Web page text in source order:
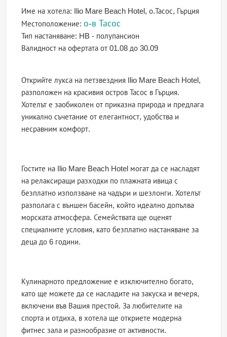
Име на хотела: Ilio Mare Beach Hotel, о.Тасос, Гърция
Местоположение:о-в Тасос
Тип настаняване: HB - полупансион
Валидност на офертатаот 01.08 до 30.09
Открийте лукса на петзвездния Ilio Mare Beach Hotel,
разположен на красивия остров Тасос в Гърция.
Хотелът е заобиколен от приказна природа и предлага
уникално съчетание от елегантност, удобства и
несравним комфорт.
Гостите на Ilio Mare Beach Hotel могат да се насладят
на релаксиращи разходки по плажната ивица с
безплатно използване на чадъри и шезлонги. Хотелът
разполага с външен басейн, който идеално допълва
морската атмосфера. Семействата ще оценят
специалните условия, като безплатно настаняване за
деца до 6 години.
Кулинарното предложение е изключително богато,
като ще можете да се насладите на закуска и вечеря,
включени във Вашия престой. За любителите на
спорта и отдиха, в хотела ще откриете модерна
фитнес зала и разнообразие от активности.